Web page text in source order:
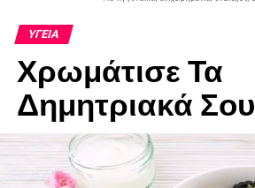
ΥΓΕΊΑ
Χρωμάτισε Τα
Δημητριακά Σου